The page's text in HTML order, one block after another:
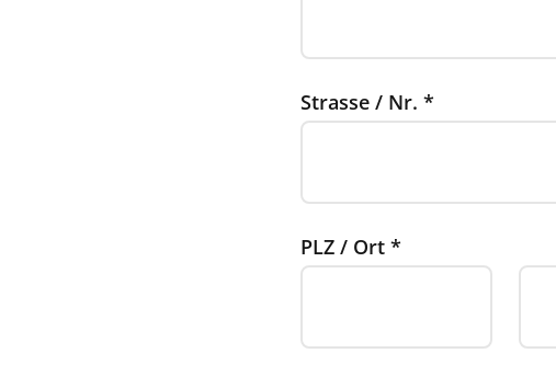
Strasse / Nr. *
PLZ / Ort *